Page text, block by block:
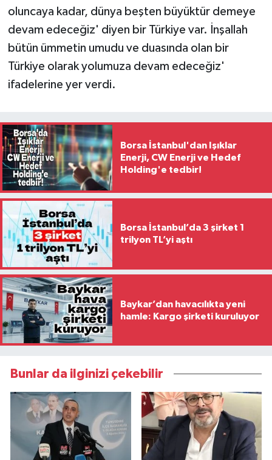
oluncaya kadar, dünya beşten büyüktür demeye
devam edeceğiz' diyen bir Türkiye var. İnşallah
bütün ümmetin umudu ve duasında olan bir
Türkiye olarak yolumuza devam edeceğiz'
ifadelerine yer verdi.
Borsa İstanbul'dan Işıklar
Enerji, CW Enerji ve Hedef
Holding'e tedbir!
Borsa İstanbul’da 3 şirket 1
trilyon TL’yi aştı
Baykar’dan havacılıkta yeni
hamle: Kargo şirketi kuruluyor
Bunlar da ilginizi çekebilir